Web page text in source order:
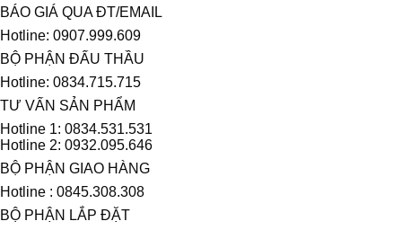
BÁO GIÁ QUA ĐT/EMAIL
Hotline: 0907.999.609
BỘ PHẬN ĐẤU THẦU
Hotline: 0834.715.715
TƯ VẤN SẢN PHẨM
Hotline 1: 0834.531.531
Hotline 2: 0932.095.646
BỘ PHẬN GIAO HÀNG
Hotline : 0845.308.308
BỘ PHẬN LẮP ĐẶT